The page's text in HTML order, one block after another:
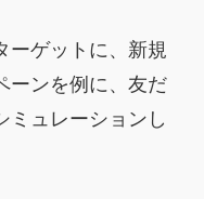
ーゲットに、新規
ーンを例に、友だ
ミュレーションし